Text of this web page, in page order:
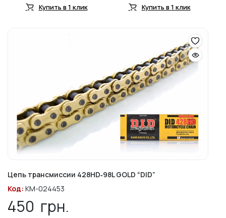
Купить в 1 клик Купить в 1 клик
Цепь трансмиссии 428HD‑98L GOLD “DID”
Код: KM-024453
450 грн.